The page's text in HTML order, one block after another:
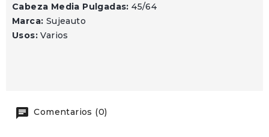
Cabeza Media Pulgadas:45/64
Marca: Sujeauto
Usos: Varios
Comentarios (0)